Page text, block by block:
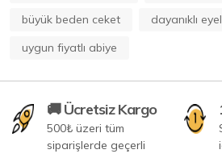
büyük beden ceket
dayanıklı
uygun fiyatlı abiye
🚚 Ücretsiz Kargo
500₺ üzeri tüm
siparişlerde geçerli